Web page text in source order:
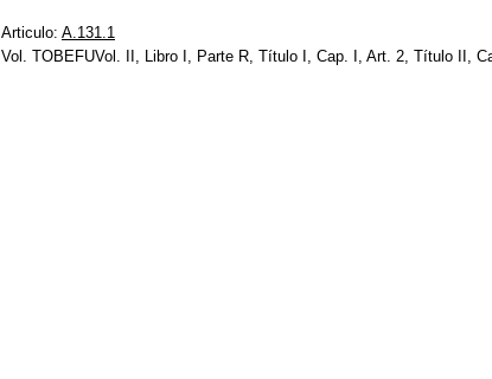
Articulo: A.131.1
Vol. TOBEFUVol. II, Libro I, Parte R, Título I, Cap. I, Art. 2, Título II,